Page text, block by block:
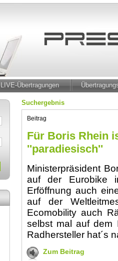
LIVE-Übertragungen
Suchergebnis
Beitrag
Für Boris Rhein
''paradiesisch''
Ministerpräsident
auf der Eurobike
Erföffnung auch
auf der
Ecomobility auch
selbst mal auf dem
Radhersteller hat´s
Zum Beitrag